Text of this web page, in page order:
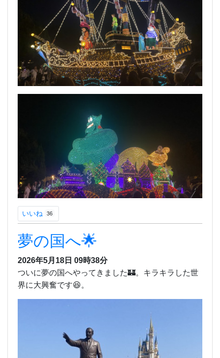
いいね 36
夢の国へ🌟
2026年5月18日 09時38分
ついに夢の国へやってきました🏰。キラキラした世
界に大興奮です😆。